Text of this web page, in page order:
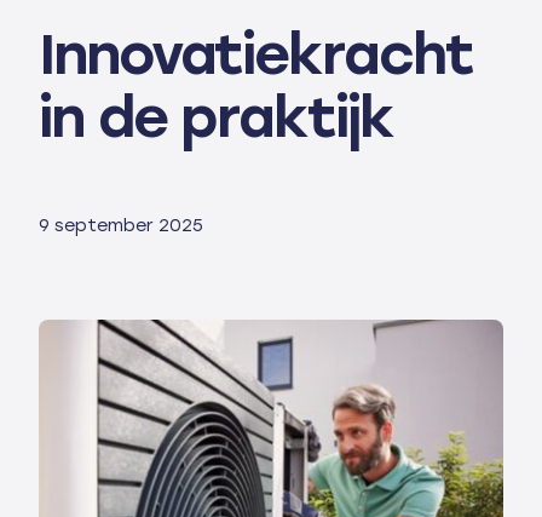
Technieken
Actueel
Innovatiekracht
in de praktijk
9 september 2025